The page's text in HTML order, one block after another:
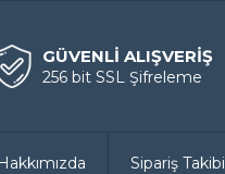
GÜVENLİ ALIŞVERİŞ
256 bit SSL Şifreleme
Hakkımızda Sipariş Takibi